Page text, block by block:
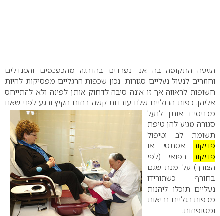
הגיעה התקופה בה אנו נפרדים בהדרגה מהכפכפים והסנדלים
וחוזרים לנעול נעליים סגורות. נכון שכפות הרגליים מפסיקות להיות
חשופות לראווה אך זו אינה סיבה לדחוק אותן לפינה ולא להתייחס
אליהן. כפות הרגליים שלנו עובדות קשה בחום הקיץ ורגע לפני שאנו
מכניסים אותן לנעל
סגורה מגיע להן טיפת
תשומת לב וטיפול
פדיקור אסתטי או
פדיקור רפואי (לפי
הצורך) על מנת שגם
בחורף כשתורידו
נעליים תוכלו ליהנות
מכפות רגליים בריאות
ומטופחות.